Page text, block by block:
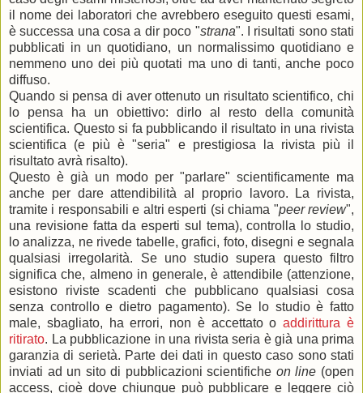
il nome dei laboratori che avrebbero eseguito questi esami,
è successa una cosa a dir poco "strana". I risultati sono stati
pubblicati in un quotidiano, un normalissimo quotidiano e
nemmeno uno dei più quotati ma uno di tanti, anche poco
diffuso.
Quando si pensa di aver ottenuto un risultato scientifico, chi
lo pensa ha un obiettivo: dirlo al resto della comunità
scientifica. Questo si fa pubblicando il risultato in una rivista
scientifica (e più è "seria" e prestigiosa la rivista più il
risultato avrà risalto).
Questo è già un modo per "parlare" scientificamente ma
anche per dare attendibilità al proprio lavoro. La rivista,
tramite i responsabili e altri esperti (si chiama "peer review",
una revisione fatta da esperti sul tema), controlla lo studio,
lo analizza, ne rivede tabelle, grafici, foto, disegni e segnala
qualsiasi irregolarità. Se uno studio supera questo filtro
significa che, almeno in generale, è attendibile (attenzione,
esistono riviste scadenti che pubblicano qualsiasi cosa
senza controllo e dietro pagamento). Se lo studio è fatto
male, sbagliato, ha errori, non è accettato oaddirittura è
ritirato. La pubblicazione in una rivista seria è già una prima
garanzia di serietà. Parte dei dati in questo caso sono stati
inviati ad un sito di pubblicazioni scientifiche on line (open
access, cioè dove chiunque può pubblicare e leggere ciò